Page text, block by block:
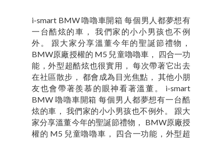
i-smart BMW 嚕嚕車開箱 每個男人都夢想有
一台酷炫的車， 我們家的小小男孩也不例
外。 跟大家分享溫董今年的聖誕節禮物，
BMW原廠授權的 M5 兒童嚕嚕車， 四合一功
能，外型超酷炫也很實用， 每次帶著它出去
在社區散步， 都會成為目光焦點， 其他小朋
友也會帶著羨慕的眼神看著溫董。 i-smart
BMW 嚕嚕車開箱 每個男人都夢想有一台酷
炫的車， 我們家的小小男孩也不例外。 跟大
家分享溫董今年的聖誕節禮物， BMW原廠授
權的 M5 兒童嚕嚕車， 四合一功能，外型超